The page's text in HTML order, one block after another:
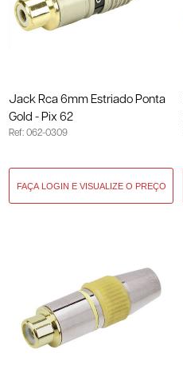
Jack Rca 6mm Estriado Ponta
Gold - Pix 62
Ref: 062-0309